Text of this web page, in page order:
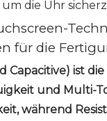
die Uhr
für die
Capacitive) ist
und Multi-
während